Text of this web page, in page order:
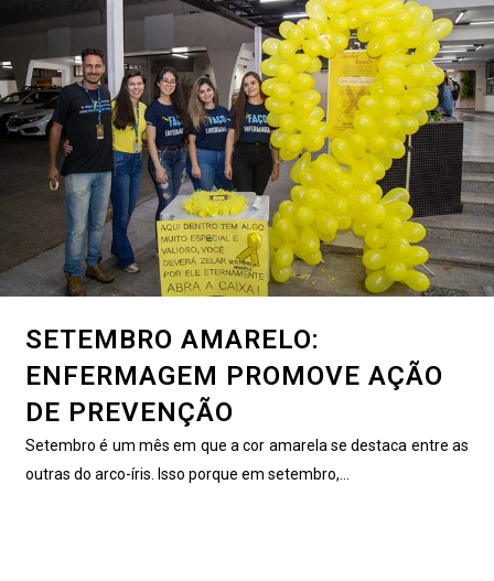
SETEMBRO AMARELO:
ENFERMAGEM PROMOVE AÇÃO
DE PREVENÇÃO
Setembro é um mês em que a cor amarela se destaca entre as
outras do arco-íris. Isso porque em setembro,...